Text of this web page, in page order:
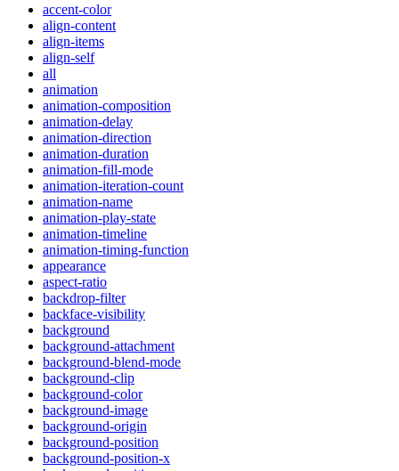
accent-color
align-content
align-items
align-self
all
animation
animation-composition
animation-delay
animation-direction
animation-duration
animation-fill-mode
animation-iteration-count
animation-name
animation-play-state
animation-timeline
animation-timing-function
appearance
aspect-ratio
backdrop-filter
backface-visibility
background
background-attachment
background-blend-mode
background-clip
background-color
background-image
background-origin
background-position
background-position-x